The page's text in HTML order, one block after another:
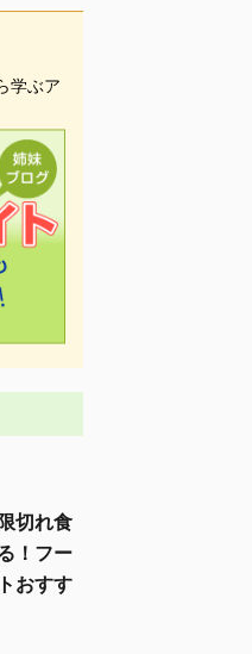
学ぶア
切れ食
！フー
おすす